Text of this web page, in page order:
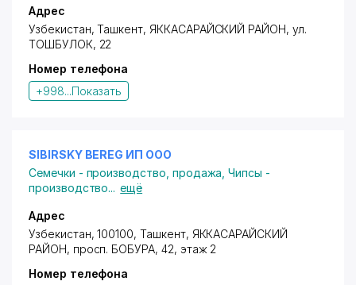
Адрес
Узбекистан, Ташкент, ЯККАСАРАЙСКИЙ РАЙОН, ул.
ТОШБУЛОК, 22
Номер телефона
+998...Показать
SIBIRSKY BEREG ИП ООО
Семечки - производство, продажа ,Чипсы -
производство... ещё
Адрес
Узбекистан, 100100, Ташкент, ЯККАСАРАЙСКИЙ
РАЙОН, просп. БОБУРА, 42, этаж 2
Номер телефона